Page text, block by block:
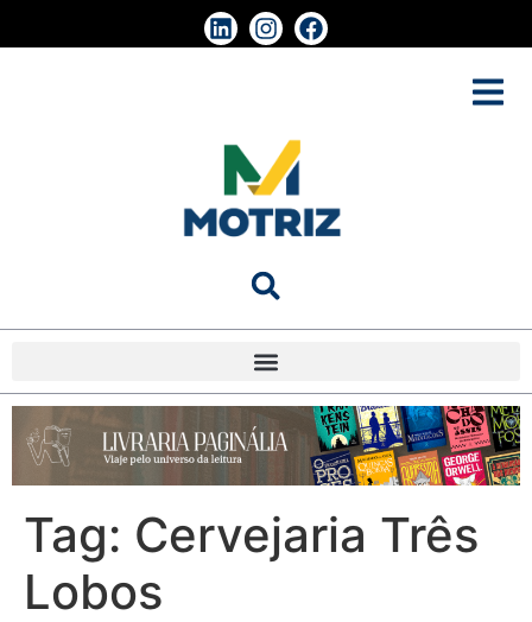
Tag: Cervejaria Três
Lobos